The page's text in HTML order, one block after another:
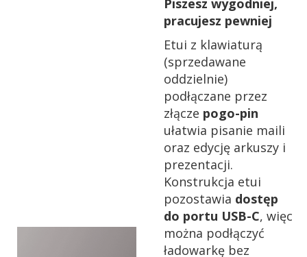
Piszesz wygodniej,
pracujesz pewniej
Etui z klawiaturą
(sprzedawane
oddzielnie)
podłączane przez
złącze pogo-pin
ułatwia pisanie maili
oraz edycję arkuszy i
prezentacji.
Konstrukcja etui
pozostawia dostęp
do portu USB-C, więc
można podłączyć
ładowarkę bez